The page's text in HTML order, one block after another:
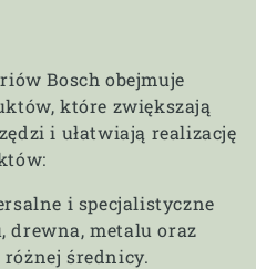
Bosch obejmuje
które zwiększają
i ułatwiają realizację
i specjalistyczne
drewna, metalu oraz
różnej średnicy.